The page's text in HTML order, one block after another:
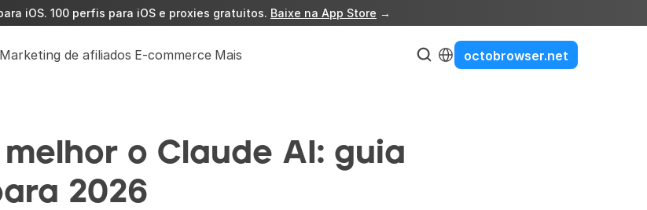
iOS. 100 perfis para iOS e proxies gratuitos. Baixe na App Store →
Marketing de afiliados E-commerce Mais
Select Language
octobrowser.net
o Claude AI: guia
2026